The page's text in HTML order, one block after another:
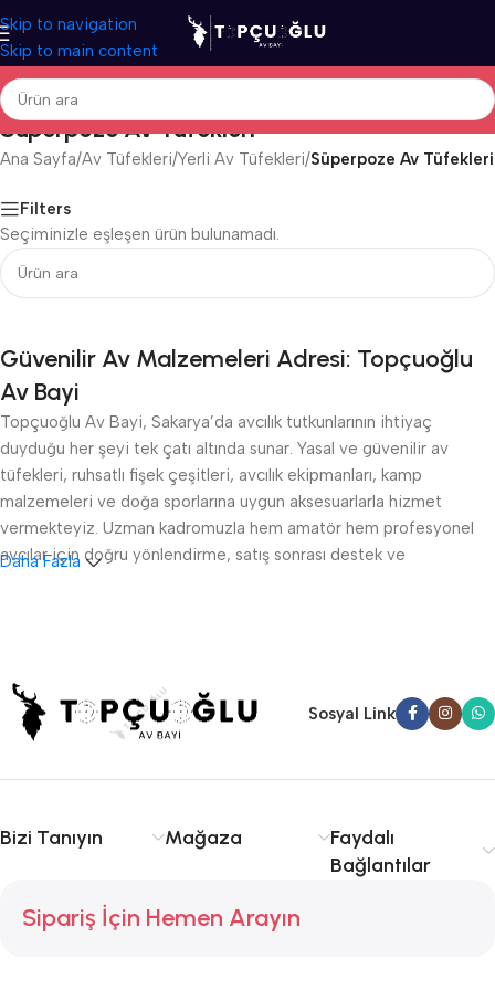
Skip to navigation
Skip to main content
Süperpoze Av Tüfekleri
Ana Sayfa/Av Tüfekleri/Yerli Av Tüfekleri/Süperpoze Av Tüfekleri
Filters
Seçiminizle eşleşen ürün bulunamadı.
Güvenilir Av Malzemeleri Adresi: Topçuoğlu
Av Bayi
Topçuoğlu Av Bayi, Sakarya’da avcılık tutkunlarının ihtiyaç
duyduğu her şeyi tek çatı altında sunar. Yasal ve güvenilir av
tüfekleri, ruhsatlı fişek çeşitleri, avcılık ekipmanları, kamp
malzemeleri ve doğa sporlarına uygun aksesuarlarla hizmet
vermekteyiz. Uzman kadromuzla hem amatör hem profesyonel
avcılar için doğru yönlendirme, satış sonrası destek ve
sunuyoruz. Avcılıkta kalite, güvenlik ve deneyim için Topçuoğlu
Av sizinle!
Daha Fazla
Sosyal Link
Bizi Tanıyın Mağaza
Faydalı
Bağlantılar
Sipariş İçin Hemen Arayın